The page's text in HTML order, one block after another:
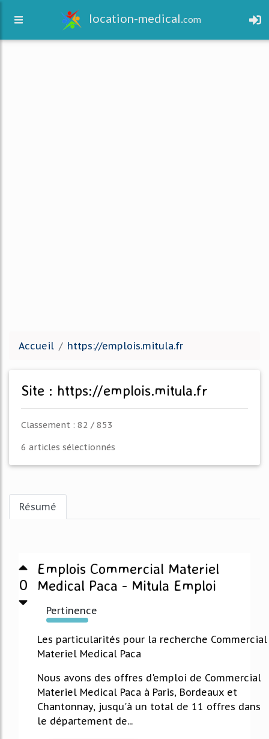
location-medical.com
Accueil https://emplois.mitula.fr
Site : https://emplois.mitula.fr
Classement : 82 / 853
6 articles sélectionnés
Résumé
0
Emplois Commercial Materiel
Medical Paca - Mitula Emploi
Pertinence
1465%
Les particularités pour la recherche Commercial
Materiel Medical Paca
Nous avons des offres d'emploi de Commercial
Materiel Medical Paca à Paris, Bordeaux et
Chantonnay, jusqu'à un total de 11 offres dans
le département de...